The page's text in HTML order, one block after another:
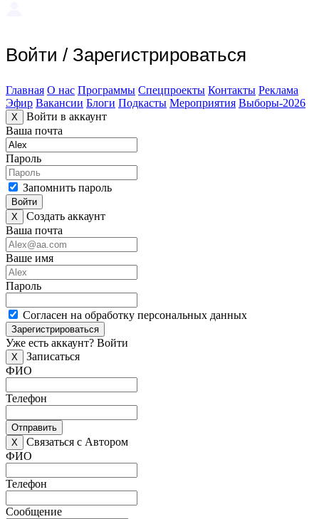
Войти / Зарегистрироваться
Главная О нас Программы Спецпроекты Контакты Реклама
Эфир Вакансии Блоги Подкасты Мероприятия Выборы-2026
X
Войти в аккаунт
Ваша почта
Пароль
Запомнить пароль
Войти
X
Создать аккаунт
Ваша почта
Ваше имя
Пароль
Согласен на обработку персональных данных
Зарегистрироваться
Уже есть аккаунт? Войти
X
Записаться
ФИО
Телефон
Отправить
X
Связаться с Автором
ФИО
Телефон
Сообщение